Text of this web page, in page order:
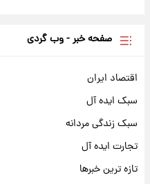
صفحه خبر - وب گردی
اقتصاد ایران
سبک ایده آل
سبک زندگی مردانه
تجارت ایده آل
تازه ترین خبرها